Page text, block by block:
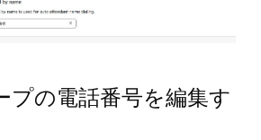
プの電話番号を編集す